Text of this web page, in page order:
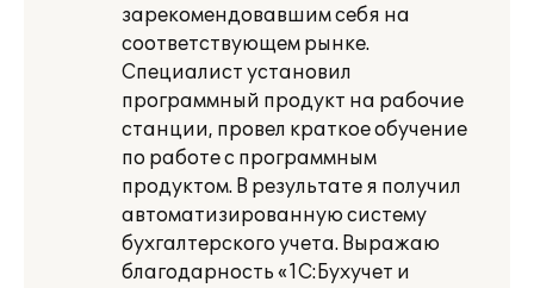
зарекомендовавшим себя на
соответствующем рынке.
Специалист установил
программный продукт на рабочие
станции, провел краткое обучение
по работе с программным
продуктом. В результате я получил
автоматизированную систему
бухгалтерского учета. Выражаю
благодарность «1С:Бухучет и